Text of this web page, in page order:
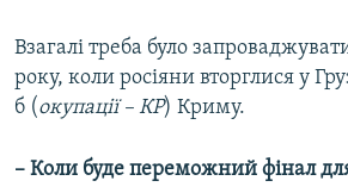
Взагалі треба було
року, коли росіяни вторглися у
б (окупації – КР) Криму.
– Коли буде переможний фінал